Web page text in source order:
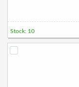
Stock: 10